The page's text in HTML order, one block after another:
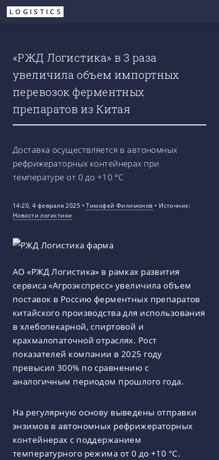
Перейти
LOGISTICS
«РЖД Логистика» в 3 раза
увеличила объем импортных
перевозок ферментных
препаратов из Китая
Доставка осуществляется в автономных
рефрижераторных контейнерах при
температуре от 0 до +10 °C
14:20, 4 февраля 2025 •Тимофей Филимонов • Источник:
Новости логистики
АО «РЖД Логистика» в рамках развития
сервиса «Агроэкспресс» увеличила объем
поставок в Россию ферментных препаратов
китайского производства для использования
в хлебопекарной, спиртовой и
крахмалопаточной отраслях. Рост
показателей компании в 2025 году
превысил 300% по сравнению с
аналогичным периодом прошлого года.
На регулярную основу выведены отправки
энзимов в автономных рефрижераторных
контейнерах с поддержанием
температурного режима от 0 до +10 °C.